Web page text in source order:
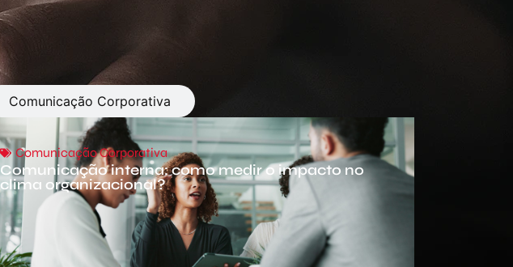
Comunicação Corporativa
Comunicação Corporativa
Comunicação interna: como medir o impacto no
clima organizacional?